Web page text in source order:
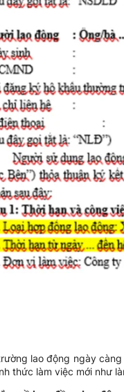
lao động ngày
thức làm việc mới như